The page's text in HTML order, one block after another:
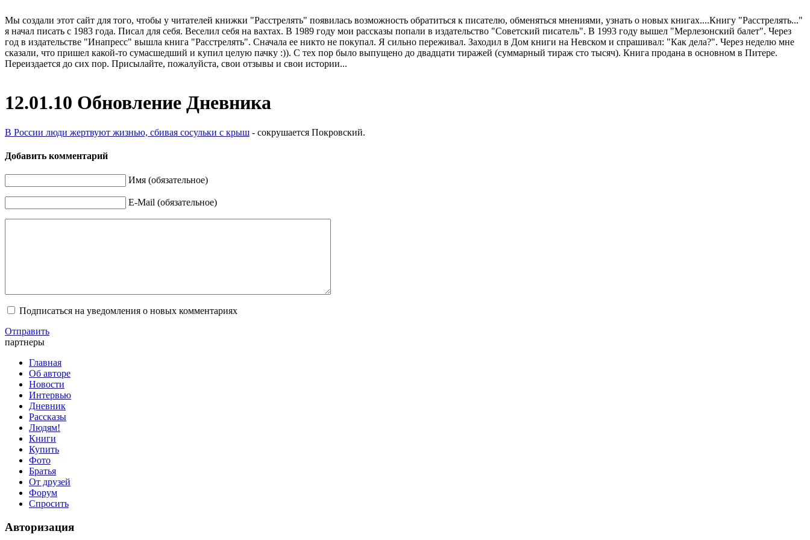
Мы создали этот сайт для того, чтобы у читателей книжки "Расстрелять" появилась возможность обратиться к писателю, обменяться мнениями, узнать о новых книгах....Книгу "Расстрелять..."
я начал писать с 1983 года. Писал для себя. Веселил себя на вахтах. В 1989 году мои рассказы попали в издательство "Советский писатель". В 1993 году вышел "Мерлезонский балет". Через
год в издательстве "Инапресс" вышла книга "Расстрелять". Сначала ее никто не покупал. Я сильно переживал. Заходил в Дом книги на Невском и спрашивал: "Как дела?". Через неделю мне
сказали, что пришел какой-то сумасшедший и купил целую пачку :)). С тех пор было выпущено до двадцати тиражей (суммарный тираж сто тысяч). Книга продана в основном в Питере.
Переиздается до сих пор. Присылайте, пожалуйста, свои отзывы и свои истории...
12.01.10 Обновление Дневника
В России люди жертвуют жизнью, сбивая сосульки с крыш - сокрушается Покровский.
Добавить комментарий
Имя (обязательное)
E-Mail (обязательное)
Подписаться на уведомления о новых комментариях
Отправить
партнеры
Главная
Об авторе
Новости
Интервью
Дневник
Рассказы
Людям!
Книги
Купить
Фото
Братья
От друзей
Форум
Спросить
Авторизация